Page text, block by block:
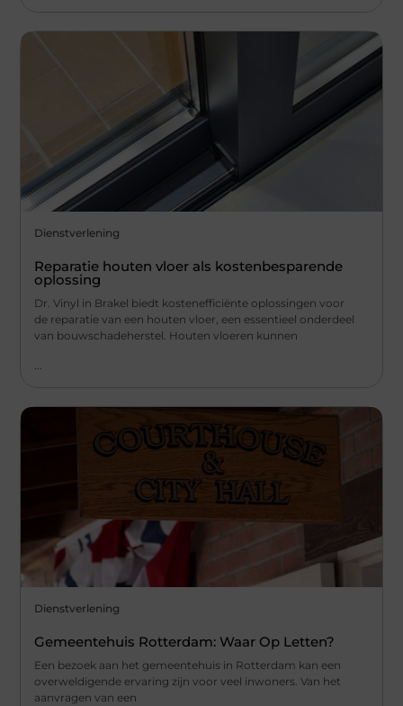
Dienstverlening
Reparatie houten vloer als kostenbesparende
oplossing
Dr. Vinyl in Brakel biedt kostenefficiënte oplossingen voor
de reparatie van een houten vloer, een essentieel onderdeel
van bouwschadeherstel. Houten vloeren kunnen
Dienstverlening
Gemeentehuis Rotterdam: Waar Op Letten?
Een bezoek aan het gemeentehuis in Rotterdam kan een
overweldigende ervaring zijn voor veel inwoners. Van het
aanvragen van een